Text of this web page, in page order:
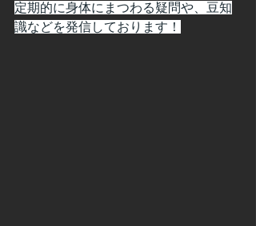
定期的に身体にまつわる疑問や、豆知
識などを発信しております！